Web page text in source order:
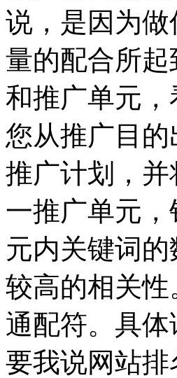
说，是因为
量的配合所
和推广单元
您从推广目
推广计划，
一推广单元
元内关键词
较高的相关
通配符。具
要我说网站